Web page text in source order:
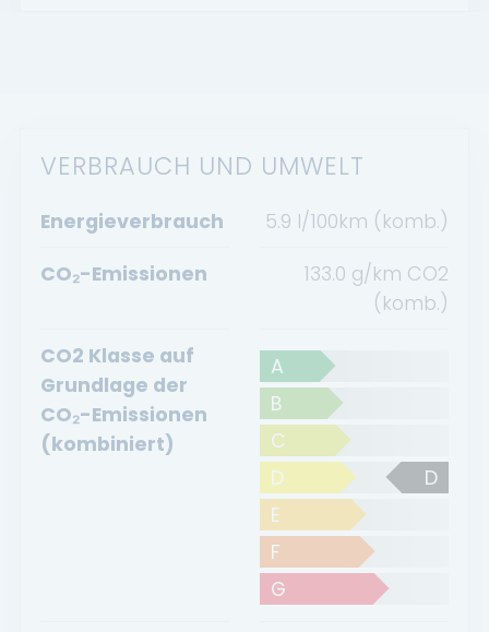
VERBRAUCH UND UMWELT
Energieverbrauch
5.9 l/100km (komb.)
CO₂-Emissionen
133.0 g/km CO2
(komb.)
CO2 Klasse auf
Grundlage der
CO₂-Emissionen
(kombiniert)
A
B
C
D
D
E
F
G